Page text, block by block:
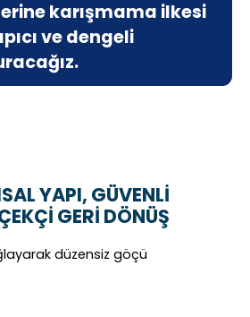
karışmama ilkesi
ve dengeli
YAPI, GÜVENLİ
GERİ DÖNÜŞ
düzensiz göçü